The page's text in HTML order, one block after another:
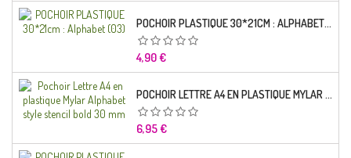
POCHOIR PLASTIQUE 30*21CM : ALPHABET (03)
Prix
4,90 €
POCHOIR LETTRE A4 EN PLASTIQUE MYLAR ALPHABET STYLE STENCIL BOLD 30 MM
Prix
6,95 €